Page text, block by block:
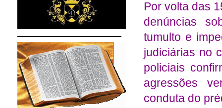
Por volta das
denúncias
tumulto e
judiciárias no
policiais
agressões
conduta do